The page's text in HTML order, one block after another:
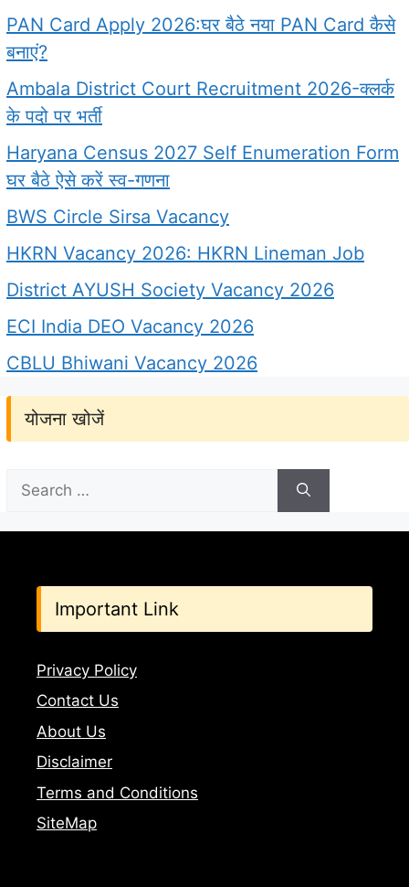
PAN Card Apply 2026:घर बैठे नया PAN Card कैसे
बनाएं?
Ambala District Court Recruitment 2026-क्लर्क
के पदो पर भर्ती
Haryana Census 2027 Self Enumeration Form
घर बैठे ऐसे करें स्व-गणना
BWS Circle Sirsa Vacancy
HKRN Vacancy 2026: HKRN Lineman Job
District AYUSH Society Vacancy 2026
ECI India DEO Vacancy 2026
CBLU Bhiwani Vacancy 2026
योजना खोजें
for:
Important Link
Privacy Policy
Contact Us
About Us
Disclaimer
Terms and Conditions
SiteMap